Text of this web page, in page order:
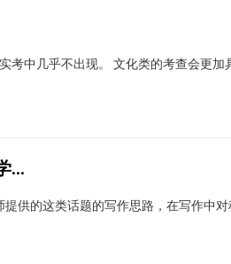
考中几乎不出现。 文化类的考查会更加
打通雅思写作关，从「科技媒体类」话题开始，一起学起来！
供的这类话题的写作思路，在写作中